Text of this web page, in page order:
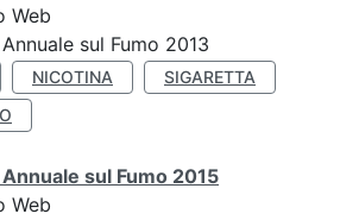
Web
sul Fumo 2013
NICOTINA
SIGARETTA
sul Fumo 2015
Web